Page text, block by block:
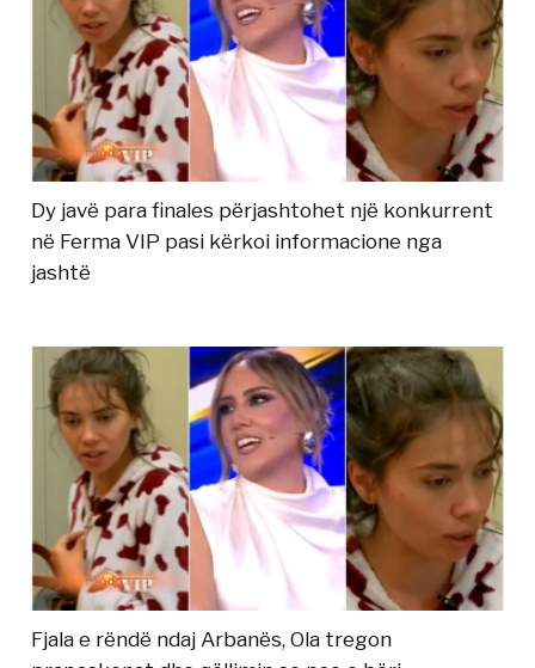
Dy javë para finales përjashtohet një konkurrent
në Ferma VIP pasi kërkoi informacione nga
jashtë
Fjala e rëndë ndaj Arbanës, Ola tregon